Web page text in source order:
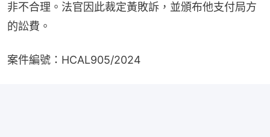
非不合理。法官因此裁定黃敗訴，並頒布他支付局方
的訟費。
案件編號：HCAL905/2024